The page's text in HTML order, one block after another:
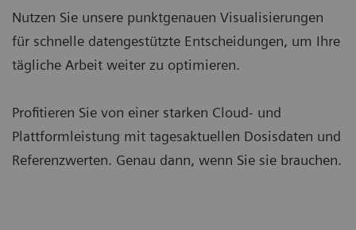
Nutzen Sie unsere punktgenauen Visualisierungen
für schnelle datengestützte Entscheidungen, um Ihre
tägliche Arbeit weiter zu optimieren.
Profitieren Sie von einer starken Cloud- und
Plattformleistung mit tagesaktuellen Dosisdaten und
Referenzwerten. Genau dann, wenn Sie sie brauchen.